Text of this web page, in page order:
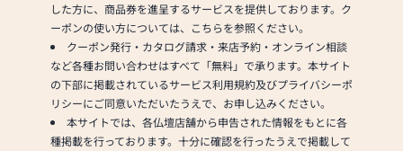
した方に、商品券を進呈するサービスを提供しております。ク
ーポンの使い方については、こちらを参照ください。
クーポン発行・カタログ請求・来店予約・オンライン相談
など各種お問い合わせはすべて「無料」で承ります。本サイト
の下部に掲載されているサービス利用規約及びプライバシーポ
リシーにご同意いただいたうえで、お申し込みください。
本サイトでは、各仏壇店舗から申告された情報をもとに各
種掲載を行っております。十分に確認を行ったうえで掲載して